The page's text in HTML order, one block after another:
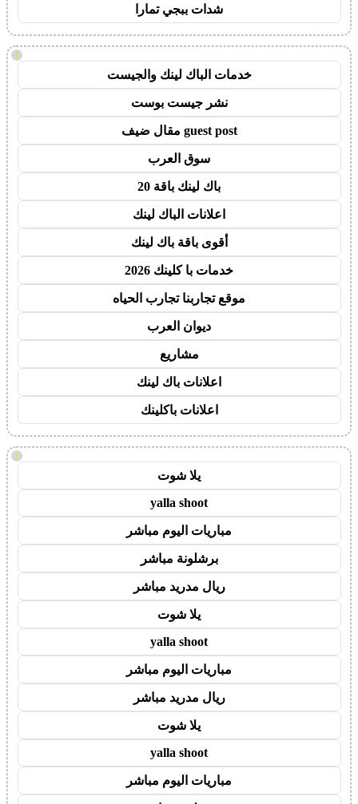
شدات ببجي تمارا
!
خدمات الباك لينك والجيست
نشر جيست بوست
guest post مقال ضيف
سوق العرب
باك لينك باقة 20
اعلانات الباك لينك
أقوى باقة باك لينك
خدمات با كلينك 2026
موقع تجاربنا تجارب الحياه
ديوان العرب
مشاريع
اعلانات باك لينك
اعلانات باكلينك
!
يلا شوت
yalla shoot
مباريات اليوم مباشر
برشلونة مباشر
ريال مدريد مباشر
يلا شوت
yalla shoot
مباريات اليوم مباشر
ريال مدريد مباشر
يلا شوت
yalla shoot
مباريات اليوم مباشر